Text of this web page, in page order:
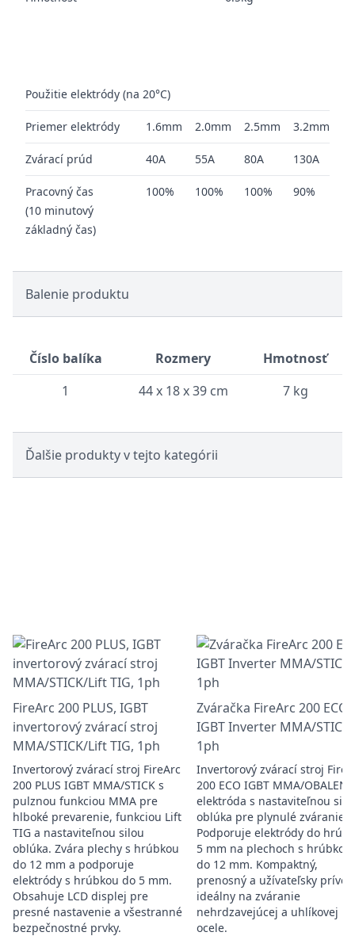
Použitie elektródy (na 20°C)
Priemer elektródy 1.6mm 2.0mm 2.5mm 3.2mm
Zvárací prúd 40A 55A 80A 130A
Pracovný čas
(10 minutový
základný čas)
100% 100% 100% 90%
Balenie produktu
Číslo balíka Rozmery
Hmotnosť
1
44 x 18 x 39 cm 7 kg
Ďalšie produkty v tejto kategórii
FireArc 200 PLUS, IGBT
invertorový zvárací stroj
MMA/STICK/Lift TIG, 1ph
Invertorový zvárací stroj FireArc
200 PLUS IGBT MMA/STICK s
pulznou funkciou MMA pre
hlboké prevarenie, funkciou Lift
TIG a nastaviteľnou silou
oblúka. Zvára plechy s hrúbkou
do 12 mm a podporuje
elektródy s hrúbkou do 5 mm.
Obsahuje LCD displej pre
presné nastavenie a všestranné
bezpečnostné prvky.
Zváračka FireArc 200 ECO,
IGBT Inverter MMA/STICK,
1ph
Invertorový zvárací stroj
200 ECO IGBT MMA/OBALENÁ
elektróda s nastaviteľnou
oblúka pre plynulé zváranie.
Podporuje elektródy do
5 mm na plechoch s hrúbkou
do 12 mm. Kompaktný,
prenosný a užívateľsky
ideálny na zváranie
nehrdzavejúcej a uhlíkovej
ocele.